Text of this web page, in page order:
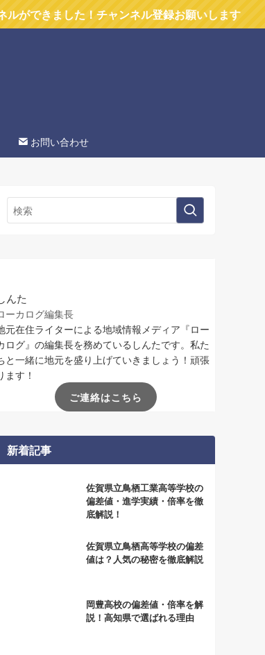
！チャンネル登録お願いします
お問い合わせ
んた
ーカログ編集長
元在住ライターによる地域情報メディア『ロー
ログ』の編集長を務めているしんたです。私た
と一緒に地元を盛り上げていきましょう！頑張
ます！
ご連絡はこちら
新着記事
佐賀県立鳥栖工業高等学校の
偏差値・進学実績・倍率を徹
底解説！
佐賀県立鳥栖高等学校の偏差
値は？人気の秘密を徹底解説
岡豊高校の偏差値・倍率を解
説！高知県で選ばれる理由